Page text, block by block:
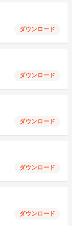
ダウンロード
ダウンロード
ダウンロード
ダウンロード
ダウンロード